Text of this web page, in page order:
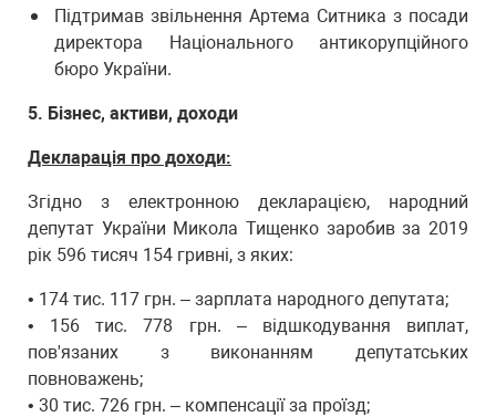
Підтримав звільнення Артема Ситника з посади
директора Національного антикорупційного
бюро України.
5. Бізнес, активи, доходи
Декларація про доходи:
Згідно з електронною декларацією, народний
депутат України Микола Тищенко заробив за 2019
рік 596 тисяч 154 гривні, з яких:
• 174 тис. 117 грн. – зарплата народного депутата;
• 156 тис. 778 грн. – відшкодування виплат,
пов'язаних з виконанням депутатських
повноважень;
• 30 тис. 726 грн. – компенсації за проїзд;